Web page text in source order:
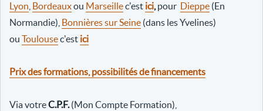
Lyon Bordeauxou Marseillec'est ici, pour Dieppe (En
Normandie), Bonnières sur Seine (dans les Yvelines)
ou Toulousec'est ici
Prix des formations, possibilités de financements
Via votreC.P.F.(Mon Compte Formation),